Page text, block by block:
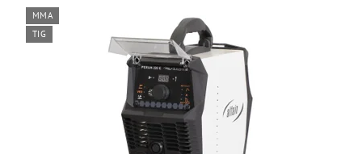
MMA
TIG